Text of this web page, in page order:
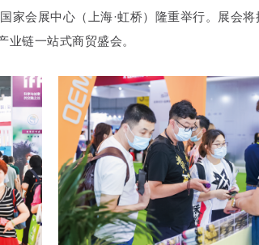
家会展中心（上海·虹桥）隆重举行。展会
链一站式商贸盛会。